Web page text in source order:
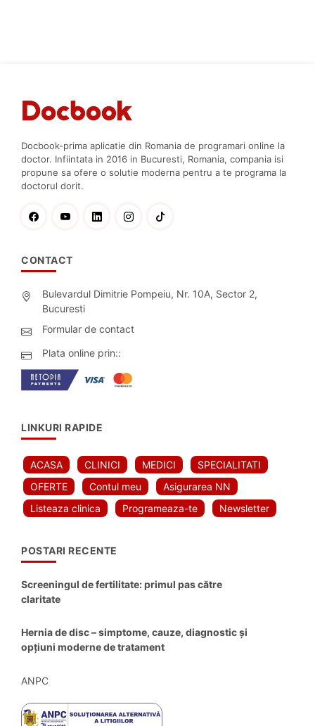
Docbook-prima aplicatie din Romania de programari online la
doctor. Infiintata in 2016 in Bucuresti, Romania, compania isi
propune sa ofere o solutie moderna pentru a te programa la
doctorul dorit.
CONTACT
Bulevardul Dimitrie Pompeiu, Nr. 10A, Sector 2,
Bucuresti
Formular de contact
Plata online prin::
LINKURI RAPIDE
ACASA CLINICI MEDICI
SPECIALITATI
OFERTE
Contul meu
Asigurarea NN
Listeaza clinica
Programeaza-te Newsletter
POSTARI RECENTE
Screeningul de fertilitate: primul pas către
claritate
Hernia de disc – simptome, cauze, diagnostic și
opțiuni moderne de tratament
ANPC